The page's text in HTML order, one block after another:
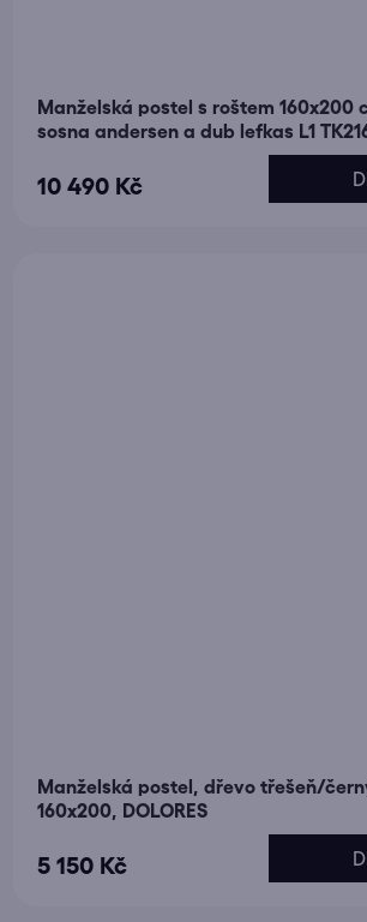
Manželská postel s roštem 160x200
sosna andersen a dub lefkas L1
10 490 Kč
Manželská postel, dřevo třešeň/
160x200, DOLORES
5 150 Kč